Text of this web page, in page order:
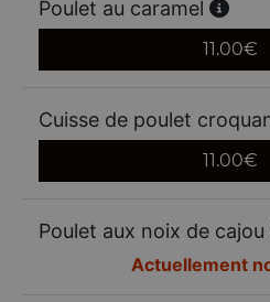
Poulet au caramel
11.00€
Cuisse de poulet
11.00€
Poulet aux noix de cajou
Actuellement